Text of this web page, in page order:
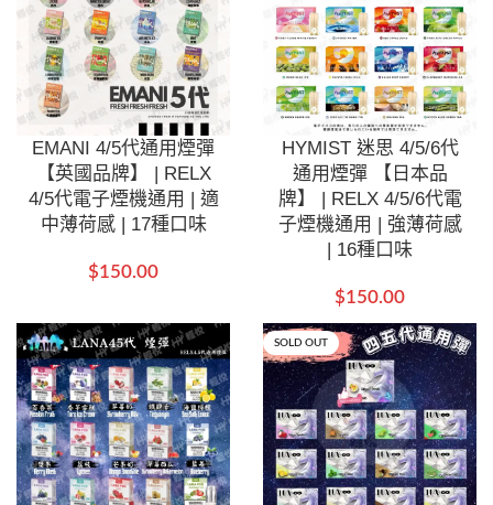
EMANI 4/5代通用煙彈
【英國品牌】 | RELX
4/5代電子煙機通用 | 適
中薄荷感 | 17種口味
$150.00
HYMIST 迷思 4/5/6代
通用煙彈 【日本品
牌】 | RELX 4/5/6代電
子煙機通用 | 強薄荷感
| 16種口味
$150.00
SOLD OUT